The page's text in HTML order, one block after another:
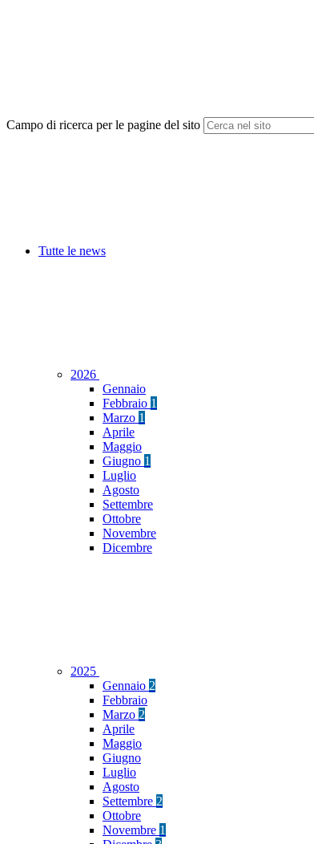
Campo di ricerca per le pagine del sito
Tutte le news
2026
Gennaio
Febbraio 1
Marzo 1
Aprile
Maggio
Giugno 1
Luglio
Agosto
Settembre
Ottobre
Novembre
Dicembre
2025
Gennaio 2
Febbraio
Marzo 2
Aprile
Maggio
Giugno
Luglio
Agosto
Settembre 2
Ottobre
Novembre 1